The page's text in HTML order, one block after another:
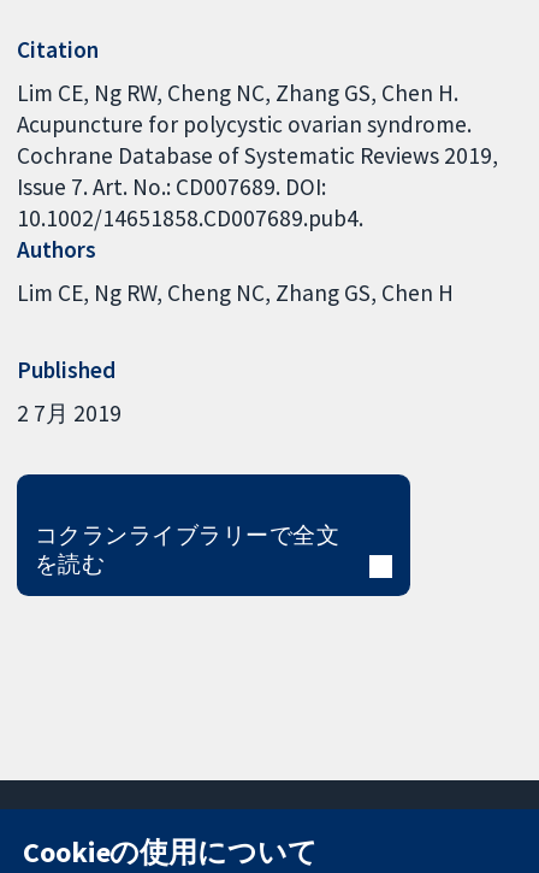
Citation
Lim CE, Ng RW, Cheng NC, Zhang GS, Chen H.
Acupuncture for polycystic ovarian syndrome.
Cochrane Database of Systematic Reviews 2019,
Issue 7. Art. No.: CD007689. DOI:
10.1002/14651858.CD007689.pub4.
Authors
Lim CE Ng RW Cheng NC Zhang GS Chen H
Published
2 7月 2019
コクランライブラリーで全文
を読む
Cookieの使用について